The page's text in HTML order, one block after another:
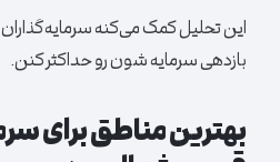
این تحلیل کمک می‌کنه
بازدهی سرمایه شون رو حداکثر کنن.
بهترین مناطق برای